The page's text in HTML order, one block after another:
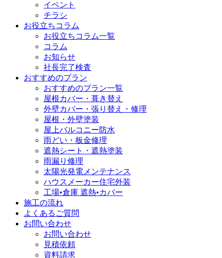
イベント
チラシ
お役立ちコラム
お役立ちコラム一覧
コラム
お知らせ
社長完了検査
おすすめのプラン
おすすめのプラン一覧
屋根カバー・葺き替え
外壁カバー・張り替え・修理
屋根・外壁塗装
屋上バルコニー防水
雨どい・板金修理
遮熱シート・遮熱塗装
雨漏り修理
太陽光発電メンテナンス
ハウスメーカー住宅外装
工場•倉庫 遮熱•カバー
施工の流れ
よくあるご質問
お問い合わせ
お問い合わせ
見積依頼
資料請求